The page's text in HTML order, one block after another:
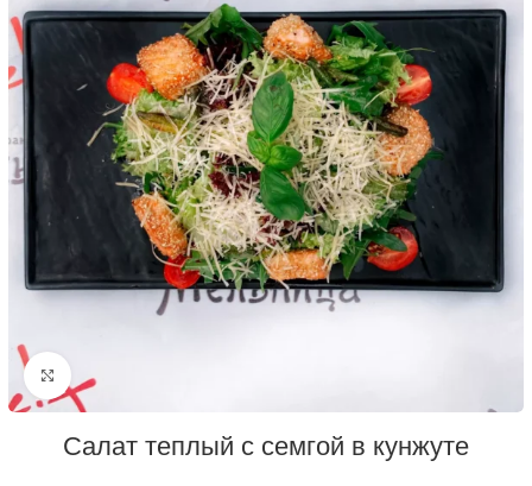
нажмите, чтобы увеличить
Салат теплый с семгой в кунжуте